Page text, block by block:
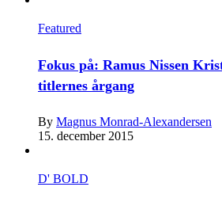
Featured
Fokus på: Ramus Nissen
titlernes årgang
By Magnus Monrad-Alexandersen
15. december 2015
D' BOLD